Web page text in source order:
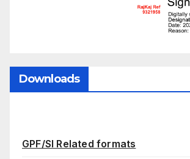
Downloads
GPF/SI Related formats